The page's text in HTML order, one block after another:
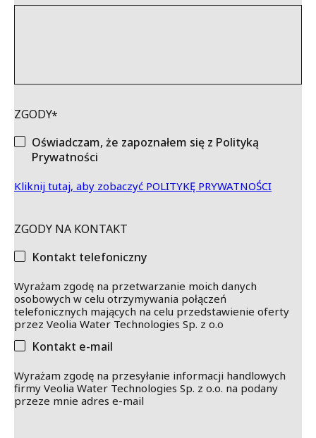
ZGODY
Oświadczam, że zapoznałem się z Polityką
Prywatności
Kliknij tutaj, aby zobaczyć POLITYKĘ PRYWATNOŚCI
ZGODY NA KONTAKT
Kontakt telefoniczny
Wyrażam zgodę na przetwarzanie moich danych
osobowych w celu otrzymywania połączeń
telefonicznych mających na celu przedstawienie oferty
przez Veolia Water Technologies Sp. z o.o
Kontakt e-mail
Wyrażam zgodę na przesyłanie informacji handlowych
firmy Veolia Water Technologies Sp. z o.o. na podany
przeze mnie adres e-mail